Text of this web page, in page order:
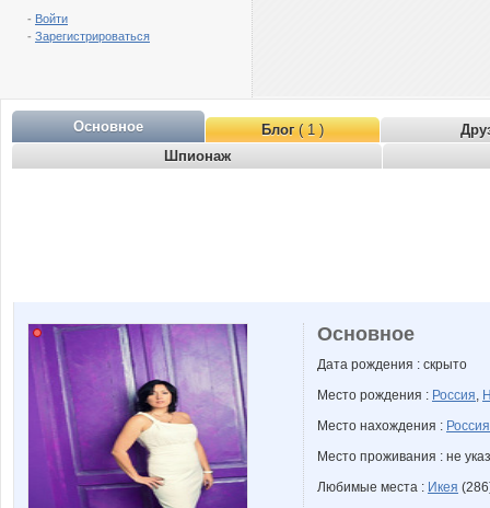
- Войти
- Зарегистрироваться
Основное Блог( 1 )
Шпионаж
Основное
Дата рождения : скрыто
Место рождения : Россия,
Место нахождения : Россия
Место проживания : не
Любимые места : Икея